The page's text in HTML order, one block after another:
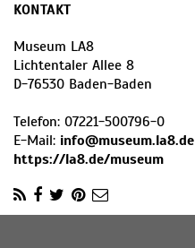
KONTAKT
Museum LA8
Lichtentaler Allee 8
D-76530 Baden-Baden
Telefon: 07221-500796-0
E-Mail: info@museum.la8.de
https://la8.de/museum